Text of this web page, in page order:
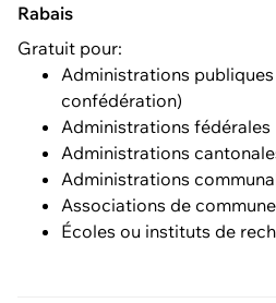
Rabais
Gratuit pour:
Administrations
confédération)
Administrations fédérales
Administrations
Administrations
Associations de
Écoles ou instituts de